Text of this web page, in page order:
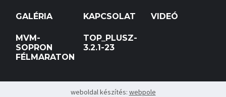
GALÉRIA KAPCSOLAT VIDEÓ
MVM-
SOPRON
FÉLMARATON
TOP_PLUSZ-
3.2.1-23
weboldal készítés: webpole